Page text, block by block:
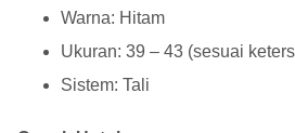
Warna: Hitam
Ukuran: 39 – 43 (sesuai
Sistem: Tali